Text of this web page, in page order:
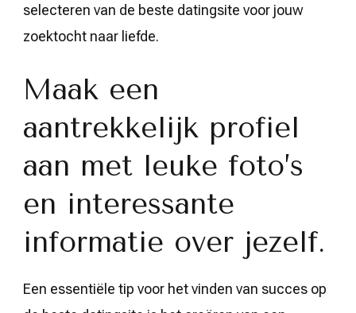
selecteren van de beste datingsite voor jouw
zoektocht naar liefde.
Maak een
aantrekkelijk profiel
aan met leuke foto’s
en interessante
informatie over jezelf.
Een essentiële tip voor het vinden van succes op